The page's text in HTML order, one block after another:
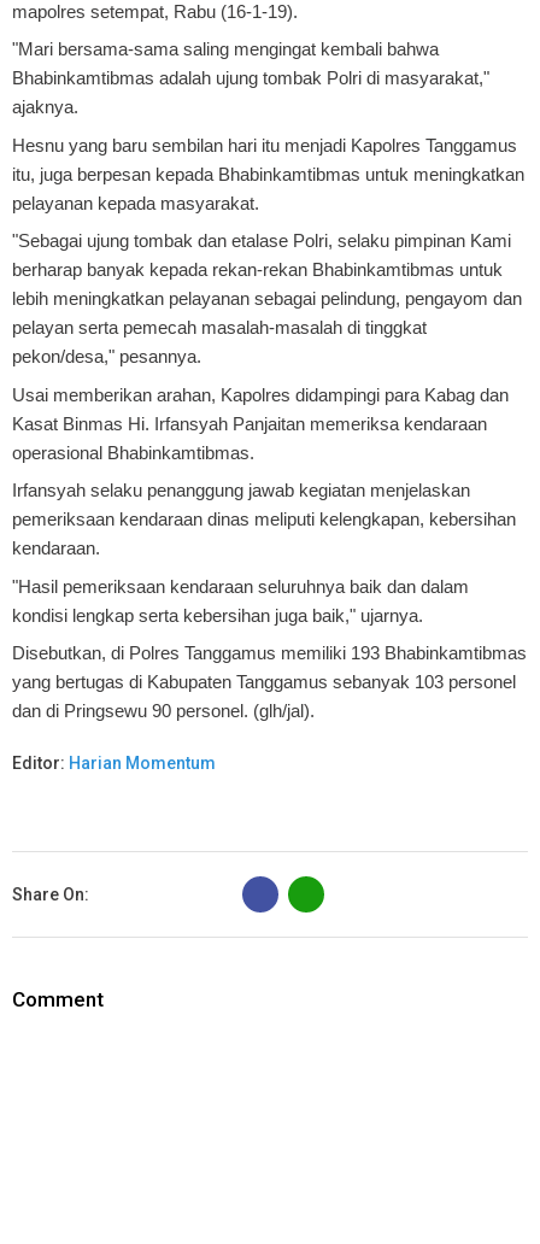
mapolres setempat, Rabu (16-1-19).
"Mari bersama-sama saling mengingat kembali bahwa
Bhabinkamtibmas adalah ujung tombak Polri di masyarakat,"
ajaknya.
Hesnu yang baru sembilan hari itu menjadi Kapolres Tanggamus
itu, juga berpesan kepada Bhabinkamtibmas untuk meningkatkan
pelayanan kepada masyarakat.
"Sebagai ujung tombak dan etalase Polri, selaku pimpinan Kami
berharap banyak kepada rekan-rekan Bhabinkamtibmas untuk
lebih meningkatkan pelayanan sebagai pelindung, pengayom dan
pelayan serta pemecah masalah-masalah di tinggkat
pekon/desa," pesannya.
Usai memberikan arahan, Kapolres didampingi para Kabag dan
Kasat Binmas Hi. Irfansyah Panjaitan memeriksa kendaraan
operasional Bhabinkamtibmas.
Irfansyah selaku penanggung jawab kegiatan menjelaskan
pemeriksaan kendaraan dinas meliputi kelengkapan, kebersihan
kendaraan.
"Hasil pemeriksaan kendaraan seluruhnya baik dan dalam
kondisi lengkap serta kebersihan juga baik," ujarnya.
Disebutkan, di Polres Tanggamus memiliki 193 Bhabinkamtibmas
yang bertugas di Kabupaten Tanggamus sebanyak 103 personel
dan di Pringsewu 90 personel. (glh/jal).
Editor: Harian Momentum
Share On:
B
Comment